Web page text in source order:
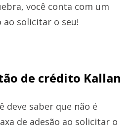
você conta com um
solicitar o seu!
de crédito Kallan
deve saber que não é
de adesão ao solicitar o